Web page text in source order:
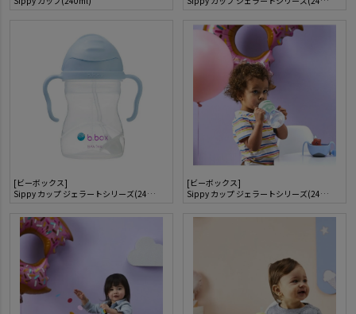
[ビーボックス]
Sippy カップ ジェラートシリーズ(240ml)
[ビーボックス]
Sippy カップ ジェラートシリーズ(240ml)